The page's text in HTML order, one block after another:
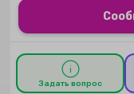
Задать вопрос